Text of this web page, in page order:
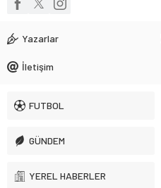
Yazarlar
İletişim
FUTBOL
GÜNDEM
YEREL HABERLER